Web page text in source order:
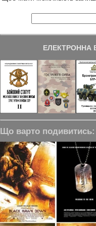
ЕЛЕКТРОННА
Що варто подивитись: